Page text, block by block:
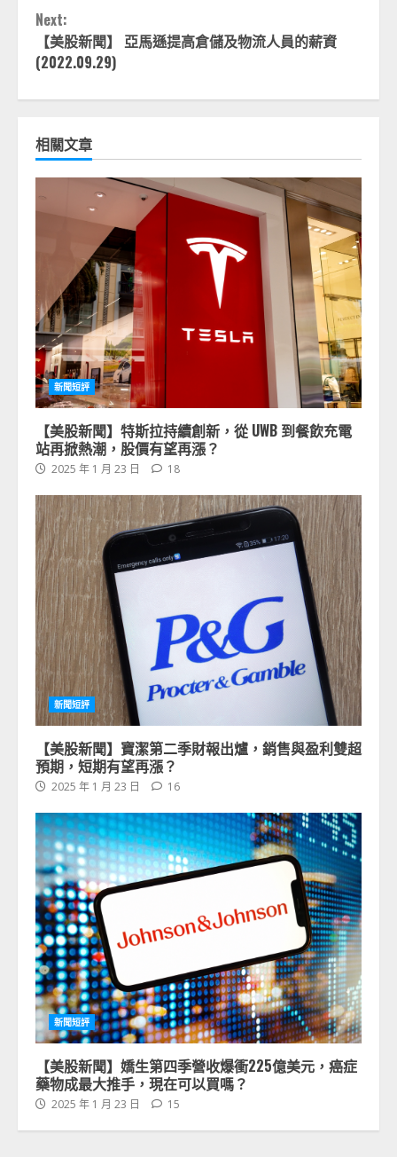
Next:
【美股新聞】 亞馬遜提高倉儲及物流人員的薪資
(2022.09.29)
相關文章
新聞短評
【美股新聞】特斯拉持續創新，從 UWB 到餐飲充電
站再掀熱潮，股價有望再漲？
2025 年 1 月 23 日 18
新聞短評
【美股新聞】寶潔第二季財報出爐，銷售與盈利雙超
預期，短期有望再漲？
2025 年 1 月 23 日 16
新聞短評
【美股新聞】嬌生第四季營收爆衝225億美元，癌症
藥物成最大推手，現在可以買嗎？
2025 年 1 月 23 日 15